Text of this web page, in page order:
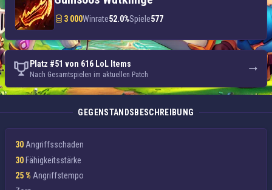
3 000Winrate52.0%Spiele577
Platz #51 von 616 LoL Items
Nach Gesamtspielen im aktuellen Patch
GEGENSTANDSBESCHREIBUNG
30 Angriffsschaden
30Fähigkeitsstärke
25 % Angriffstempo